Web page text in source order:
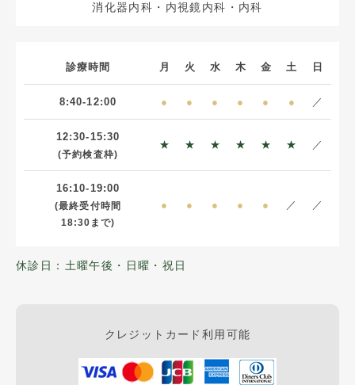
消化器内科・内視鏡内科・内科
診療時間 月 火 水 木 金 土 日
8:40-12:00 ● ● ● ● ● ● ／
12:30-15:30
(予約検査枠)
★ ★ ★ ★ ★ ★ ／
16:10-19:00
(最終受付時間
18:30まで)
● ● ● ● ● ／ ／
休診日：土曜午後・日曜・祝日
クレジットカード利用可能